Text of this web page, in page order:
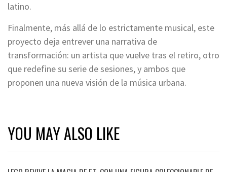
latino.
Finalmente, más allá de lo estrictamente musical, este
proyecto deja entrever una narrativa de
transformación: un artista que vuelve tras el retiro, otro
que redefine su serie de sesiones, y ambos que
proponen una nueva visión de la música urbana.
YOU MAY ALSO LIKE